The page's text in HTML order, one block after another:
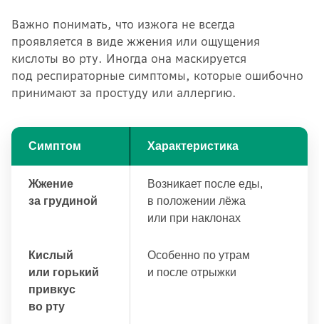
Важно понимать, что изжога не всегда
проявляется в виде жжения или ощущения
кислоты во рту. Иногда она маскируется
под респираторные симптомы, которые ошибочно
принимают за простуду или аллергию.
Симптом Характеристика
Жжение
за грудиной
Возникает после еды,
в положении лёжа
или при наклонах
Кислый
или горький
привкус
во рту
Особенно по утрам
и после отрыжки